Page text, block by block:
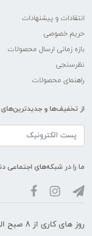
انتقادات و پیشنهادات
حریم خصوصی
بازه زمانی ارسال محصولات
نظرسنجی
راهنمای محصولات
از تخفیف‌ها و
ما را در شبکه‌های اجتماعی
روز های کاری از 8 صبح الی 17 پاسخگوی شما هستیم